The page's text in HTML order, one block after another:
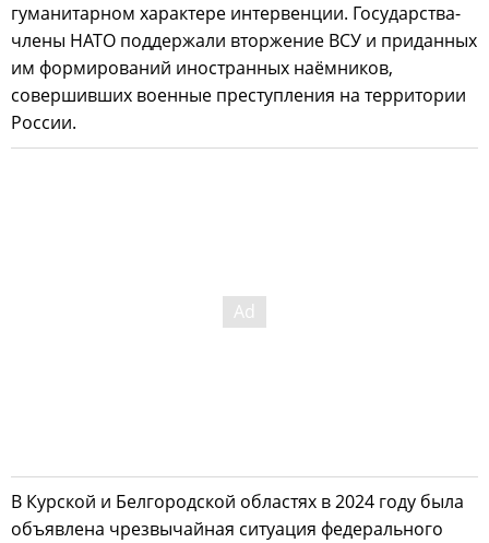
гуманитарном характере интервенции. Государства-
члены НАТО поддержали вторжение ВСУ и приданных
им формирований иностранных наёмников,
совершивших военные преступления на территории
России.
В Курской и Белгородской областях в 2024 году была
объявлена чрезвычайная ситуация федерального